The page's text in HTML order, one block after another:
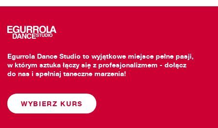
Egurrola Dance Studio to wyjątkowe miejsce pełne pasji,
w którym sztuka łączy się z profesjonalizmem - dołącz
do nas i spełniaj taneczne marzenia!
WYBIERZ KURS